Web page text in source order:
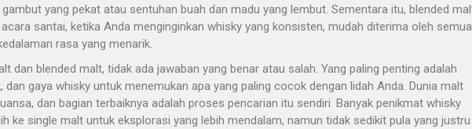
yang pekat atau sentuhan buah dan madu yang lembut. Sementara itu, blended
santai, ketika Anda menginginkan whisky yang konsisten, mudah diterima oleh semua
rasa yang menarik.
dan blended malt, tidak ada jawaban yang benar atau salah. Yang paling penting adalah
gaya whisky untuk menemukan apa yang paling cocok dengan lidah Anda. Dunia malt
dan bagian terbaiknya adalah proses pencarian itu sendiri. Banyak penikmat whisky
ke single malt untuk eksplorasi yang lebih mendalam, namun tidak sedikit pula yang justru